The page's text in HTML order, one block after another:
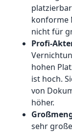
konforme
nicht für
Profi-
hohen
ist hoch.
von
höher.
sehr